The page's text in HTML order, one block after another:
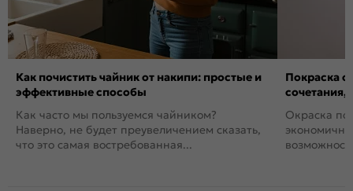
Как почистить чайник от накипи: простые и
эффективные способы
Как часто мы пользуемся чайником?
Наверно, не будет преувеличением сказать,
что это самая востребованная...
Покраска
сочетания,
Окраска